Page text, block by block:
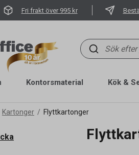
Fri frakt över 995 kr
Kontorsmaterial Kök &
Kartonger Flyttkartonger